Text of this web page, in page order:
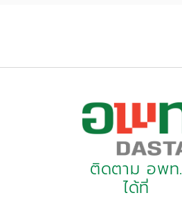
ติดตาม อพท.
ได้ที่